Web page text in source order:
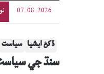
07-08-2026
ڏکڻ ايشيا سياست
سنڌ جي سياست